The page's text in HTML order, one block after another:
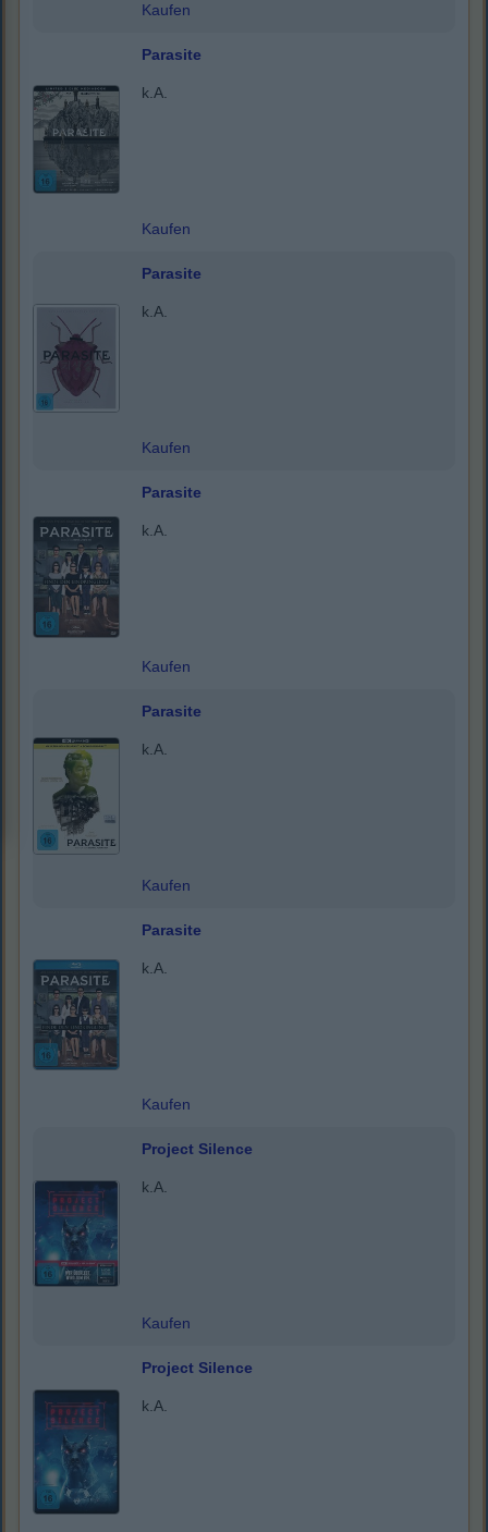
Kaufen
Parasite
k.A.
Kaufen
Parasite
k.A.
Kaufen
Parasite
k.A.
Kaufen
Parasite
k.A.
Kaufen
Parasite
k.A.
Kaufen
Project Silence
k.A.
Kaufen
Project Silence
k.A.